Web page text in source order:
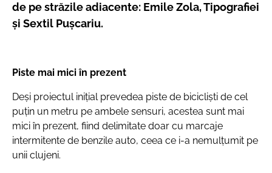
de pe străzile adiacente: Emile Zola, Tipografiei
și Sextil Pușcariu.
Piste mai mici în prezent
Deși proiectul inițial prevedea piste de bicicliști de cel
puțin un metru pe ambele sensuri, acestea sunt mai
mici în prezent, fiind delimitate doar cu marcaje
intermitente de benzile auto, ceea ce i-a nemulțumit pe
unii clujeni.